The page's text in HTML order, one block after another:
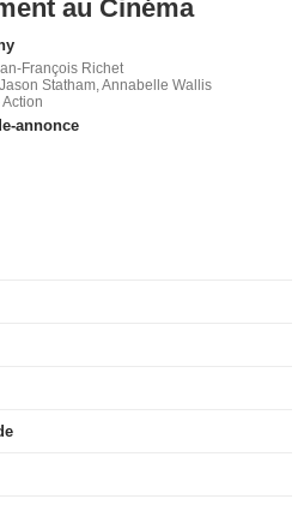
au Cinéma
François Richet
Statham, Annabelle Wallis
Action
annonce